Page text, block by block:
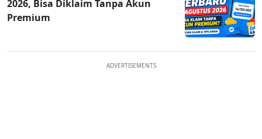
2026, Bisa Diklaim Tanpa Akun
Premium
ADVERTISEMENTS